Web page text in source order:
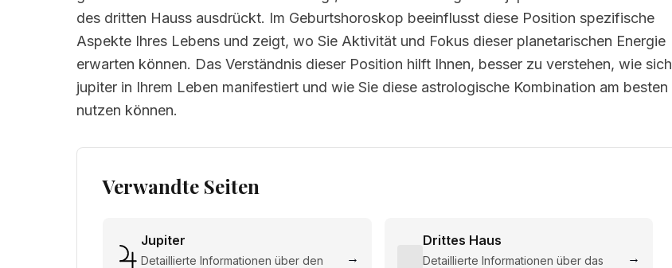
des dritten Hauss ausdrückt. Im Geburtshoroskop beeinflusst diese Position spezifische
Aspekte Ihres Lebens und zeigt, wo Sie Aktivität und Fokus dieser planetarischen Energie
erwarten können. Das Verständnis dieser Position hilft Ihnen, besser zu verstehen, wie sich
jupiter in Ihrem Leben manifestiert und wie Sie diese astrologische Kombination am besten
nutzen können.
Verwandte Seiten
Jupiter
Detaillierte Informationen über den
→
Drittes Haus
Detaillierte Informationen über das
→